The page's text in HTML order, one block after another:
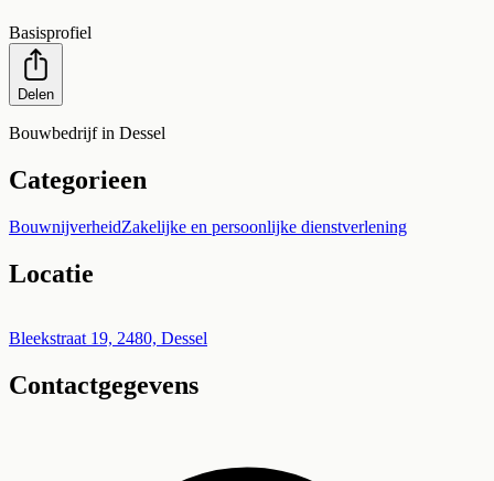
Basisprofiel
Delen
Bouwbedrijf in Dessel
Categorieen
BouwnijverheidZakelijke en persoonlijke dienstverlening
Locatie
+
−
Bleekstraat 19, 2480, Dessel
Contactgegevens